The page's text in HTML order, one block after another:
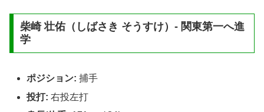
柴崎 壮佑（しばさき そうすけ）- 関東第一へ進
学
ポジション: 捕手
投打: 右投左打